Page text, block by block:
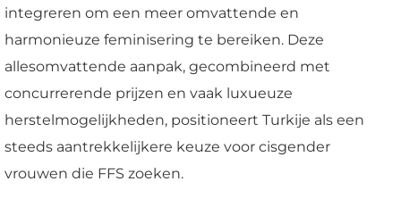
integreren om een meer omvattende en
harmonieuze feminisering te bereiken. Deze
allesomvattende aanpak, gecombineerd met
concurrerende prijzen en vaak luxueuze
herstelmogelijkheden, positioneert Turkije als een
steeds aantrekkelijkere keuze voor cisgender
vrouwen die FFS zoeken.